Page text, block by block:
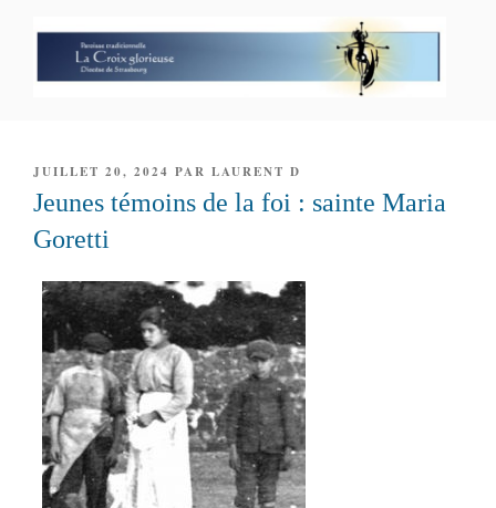
PUBLIÉ
LE
JUILLET 20, 2024 PAR LAURENT D
Jeunes témoins de la foi : sainte Maria
Goretti